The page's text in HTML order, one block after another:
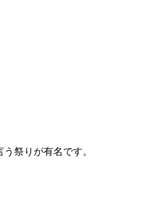
祭りが有名です。